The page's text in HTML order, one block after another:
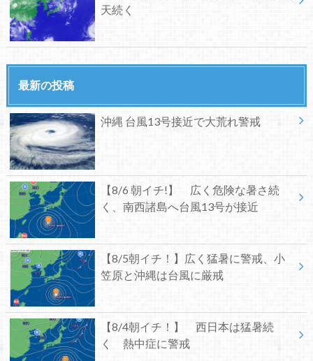
天続く
最新の投稿
沖縄 台風13号接近で大荒れ警戒
【8/6 朝イチ!】 広く危険な暑さ続
く、南西諸島へ台風13号が接近
【8/5朝イチ！】広く猛暑に警戒、小
笠原と沖縄は台風に厳戒
【8/4朝イチ！】 西日本は猛暑続
く 熱中症に警戒